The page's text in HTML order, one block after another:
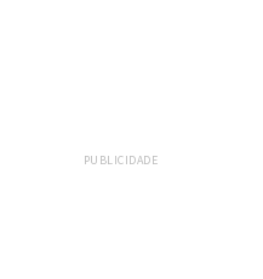
PUBLICIDADE